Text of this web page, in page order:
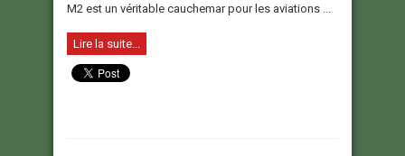
M2 est un véritable cauchemar pour les aviations ...
Lire la suite...